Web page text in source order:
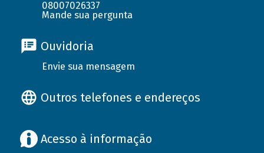
08007026337
Mande sua pergunta
Ouvidoria
Envie sua mensagem
Outros telefones e endereços
Acesso à informação